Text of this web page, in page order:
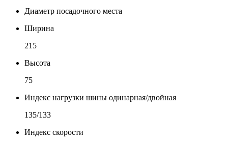
Диаметр посадочного места
Ширина
215
Высота
75
Индекс нагрузки шины одинарная/двойная
135/133
Индекс скорости